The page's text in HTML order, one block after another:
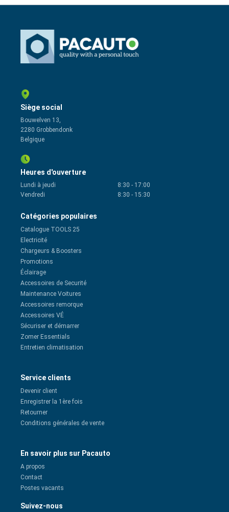
Siège social
Bouwelven 13,
2280 Grobbendonk
Belgique
Heures d'ouverture
Lundi à jeudi 8:30 - 17:00
Vendredi
8:30 - 15:30
Catégories populaires
Catalogue TOOLS 25
Electricité
Chargeurs & Boosters
Promotions
Éclairage
Accessoires de Securité
Maintenance Voitures
Accessoires remorque
Accessoires VÉ
Sécuriser et démarrer
Zomer Essentials
Entretien climatisation
Service clients
Devenir client
Enregistrer la 1ère fois
Retourner
Conditions générales de vente
En savoir plus sur Pacauto
A propos
Contact
Postes vacants
Suivez-nous